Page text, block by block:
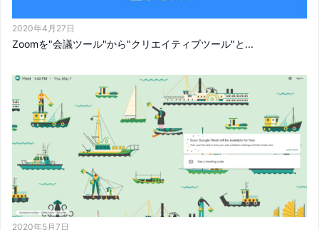
2020年4月27日
Zoomを"会議ツール"から"クリエイティブツール"と...
2020年5月7日